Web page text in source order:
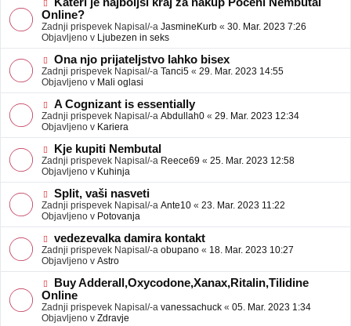
e
b
j
a
v
e
o
v
e
o
b
j
a
v
Kateri je najboljši kraj za nakup Poceni Nembutal
Online?
Zadnji prispevek Napisal/-a JasmineKurb « 30. Mar. 2023 7:26
Objavljeno v Ljubezen in seks
N
o
v
e
o
b
j
a
v
e
Ona njo prijateljstvo lahko bisex
Zadnji prispevek Napisal/-a Tanci5 « 29. Mar. 2023 14:55
Objavljeno v Mali oglasi
N
o
v
e
o
b
j
a
v
e
A Cognizant is essentially
Zadnji prispevek Napisal/-a Abdullah0 « 29. Mar. 2023 12:34
Objavljeno v Kariera
N
o
v
e
o
b
j
a
v
e
Kje kupiti Nembutal
Zadnji prispevek Napisal/-a Reece69 « 25. Mar. 2023 12:58
Objavljeno v Kuhinja
N
o
v
e
o
b
j
a
v
e
Split, vaši nasveti
Zadnji prispevek Napisal/-a Ante10 « 23. Mar. 2023 11:22
Objavljeno v Potovanja
N
o
v
e
o
b
j
a
vedezevalka damira kontakt
Zadnji prispevek Napisal/-a obupano « 18. Mar. 2023 10:27
Objavljeno v Astro
N
o
v
e
Buy Adderall,Oxycodone,Xanax,Ritalin,Tilidine
Online
Zadnji prispevek Napisal/-a vanessachuck « 05. Mar. 2023 1:34
Objavljeno v Zdravje